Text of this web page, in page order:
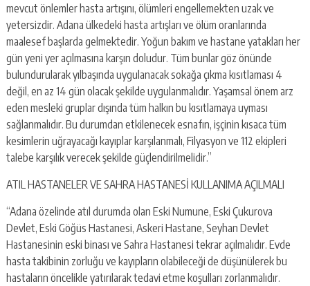
mevcut önlemler hasta artışını, ölümleri engellemekten uzak ve
yetersizdir. Adana ülkedeki hasta artışları ve ölüm oranlarında
maalesef başlarda gelmektedir. Yoğun bakım ve hastane yatakları her
gün yeni yer açılmasına karşın doludur. Tüm bunlar göz önünde
bulundurularak yılbaşında uygulanacak sokağa çıkma kısıtlaması 4
değil, en az 14 gün olacak şekilde uygulanmalıdır. Yaşamsal önem arz
eden mesleki gruplar dışında tüm halkın bu kısıtlamaya uyması
sağlanmalıdır. Bu durumdan etkilenecek esnafın, işçinin kısaca tüm
kesimlerin uğrayacağı kayıplar karşılanmalı, Filyasyon ve 112 ekipleri
talebe karşılık verecek şekilde güçlendirilmelidir.”
ATIL HASTANELER VE SAHRA HASTANESİ KULLANIMA AÇILMALI
“Adana özelinde atıl durumda olan Eski Numune, Eski Çukurova
Devlet, Eski Göğüs Hastanesi, Askeri Hastane, Seyhan Devlet
Hastanesinin eski binası ve Sahra Hastanesi tekrar açılmalıdır. Evde
hasta takibinin zorluğu ve kayıpların olabileceği de düşünülerek bu
hastaların öncelikle yatırılarak tedavi etme koşulları zorlanmalıdır.